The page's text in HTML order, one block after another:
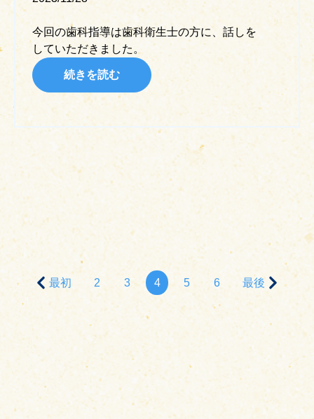
今回の歯科指導は歯科衛生士の方に、話しを
していただきました。
続きを読む
最初 2 3 4 5 6 最後